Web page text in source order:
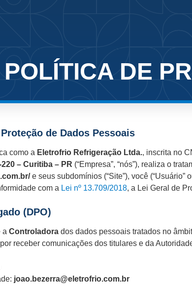
POLÍTICA DE
de Dados Pessoais
como a Eletrofrio Refrigeração Ltda., inscrita no
– Curitiba – PR (“Empresa”, “nós”), realiza o
e seus subdomínios (“Site”), você
com a Lei nº 13.709/2018, a Lei Geral de
(DPO)
a Controladora dos dados pessoais tratados no
receber comunicações dos titulares e da
joao.bezerra@eletrofrio.com.br